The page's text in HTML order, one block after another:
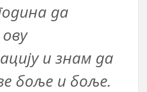
да
ову
и знам да
боље и боље.